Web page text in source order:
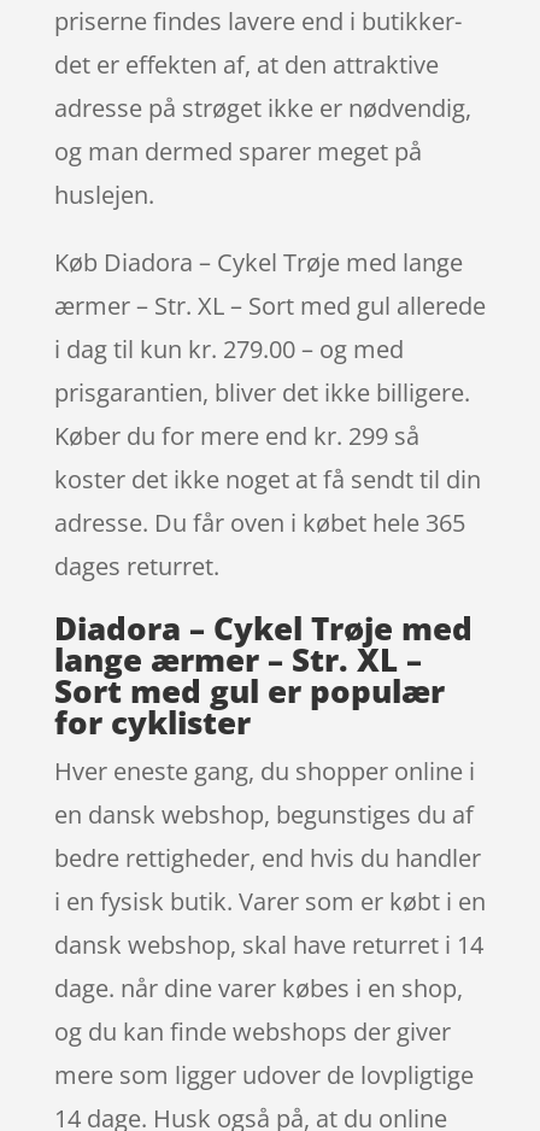
priserne findes lavere end i butikker-
det er effekten af, at den attraktive
adresse på strøget ikke er nødvendig,
og man dermed sparer meget på
huslejen.
Køb Diadora – Cykel Trøje med lange
ærmer – Str. XL – Sort med gul allerede
i dag til kun kr. 279.00 – og med
prisgarantien, bliver det ikke billigere.
Køber du for mere end kr. 299 så
koster det ikke noget at få sendt til din
adresse. Du får oven i købet hele 365
dages returret.
Diadora – Cykel Trøje med
lange ærmer – Str. XL –
Sort med gul er populær
for cyklister
Hver eneste gang, du shopper online i
en dansk webshop, begunstiges du af
bedre rettigheder, end hvis du handler
i en fysisk butik. Varer som er købt i en
dansk webshop, skal have returret i 14
dage. når dine varer købes i en shop,
og du kan finde webshops der giver
mere som ligger udover de lovpligtige
14 dage. Husk også på, at du online